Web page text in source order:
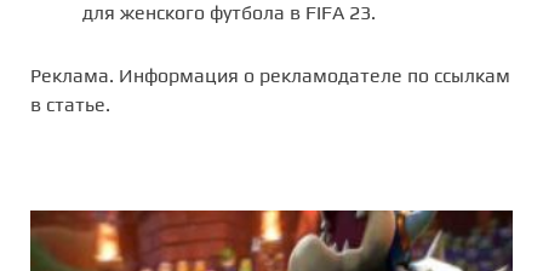
для женского футбола в FIFA 23.
Реклама. Информация о рекламодателе по ссылкам
в статье.